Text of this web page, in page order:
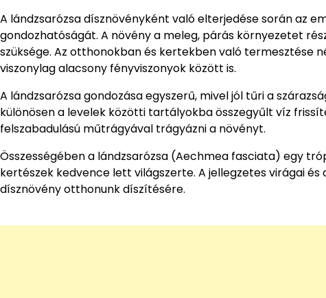
A lándzsarózsa dísznövényként való elterjedése során az
gondozhatóságát. A növény a meleg, párás környezetet
szüksége. Az otthonokban és kertekben való termesztése
viszonylag alacsony fényviszonyok között is.
A lándzsarózsa gondozása egyszerű, mivel jól tűri a
különösen a levelek közötti tartályokba összegyűlt víz
felszabadulású műtrágyával trágyázni a növényt.
Összességében a lándzsarózsa (Aechmea fasciata) egy
kertészek kedvence lett világszerte. A jellegzetes virágai
dísznövény otthonunk díszítésére.